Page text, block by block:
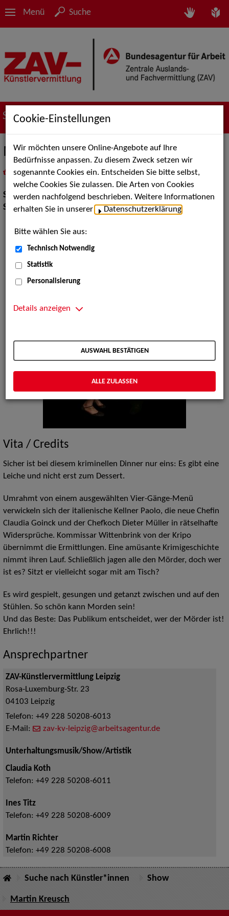
Menü Suche
Suche nach Künstler*innen
Martin Kreusch
als PDF speichern
inMeine Merklistelegen
Show:Show Acts
Show Acts: Kabarett, Comedy
Vita / Credits
Sicher ist bei diesem kriminellen Dinner nur eins: Es gibt eine
Leiche und nicht erst zum Dessert.
Umrahmt von einem ausgewählten Vier-Gänge-Menü
verwickeln sich der italienische Kellner Paolo, die neue Chefin
Claudia Goinck und der Chefkoch Dieter Müller in rätselhafte
Widersprüche. Kommissar Wittenbrink von der Kripo
übernimmt die Ermittlungen. Eine amüsante Krimigeschichte
nimmt ihren Lauf. Schließlich jagen alle den Mörder, doch wer
ist es? Sitzt er vielleicht sogar mit am Tisch?
Es wird gespielt, gesungen und getanzt zwischen und auf den
Stühlen. So schön kann Morden sein!
Und das Beste: Das Publikum entscheidet, wer der Mörder ist!
Ehrlich!!!
Ansprechpartner
ZAV-Künstlervermittlung Leipzig
Rosa-Luxemburg-Str. 23
04103 Leipzig
Telefon: +49 228 50208-6013
E-Mail:
zav-kv-leipzig@arbeitsagentur.de
Unterhaltungsmusik/Show/Artistik
Claudia Koth
Telefon: +49 228 50208-6011
Ines Titz
Telefon: +49 228 50208-6009
Martin Richter
Telefon: +49 228 50208-6008
Suche nach Künstler*innen Show
Martin Kreusch
Cookie-Einstellungen
Wir möchten unsere Online-Angebote auf Ihre
Bedürfnisse anpassen. Zu diesem Zweck setzen wir
sogenannte Cookies ein. Entscheiden Sie bitte selbst,
welche Cookies Sie zulassen. Die Arten von Cookies
werden nachfolgend beschrieben. Weitere Informationen
erhalten Sie in unserer
Datenschutzerklärung
Bitte wählen Sie aus:
Technisch Notwendig
Statistik
Personalisierung
Details anzeigen
AUSWAHL BESTÄTIGEN
ALLE ZULASSEN